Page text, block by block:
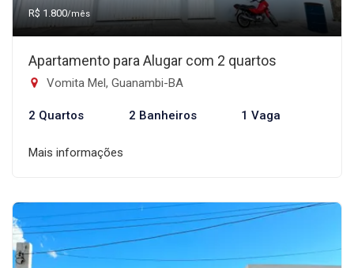
R$ 1.800/mês
Apartamento para Alugar com 2 quartos
Vomita Mel, Guanambi-BA
2 Quartos 2 Banheiros 1 Vaga
Mais informações